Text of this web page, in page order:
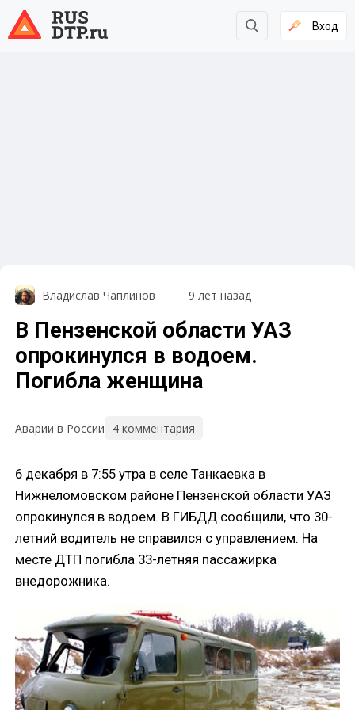
Вход
Владислав Чаплинов 9 лет назад
В Пензенской области УАЗ
опрокинулся в водоем.
Погибла женщина
Аварии в России 4 комментария
6 декабря в 7:55 утра в селе Танкаевка в
Нижнеломовском районе Пензенской области УАЗ
опрокинулся в водоем. В ГИБДД сообщили, что 30-
летний водитель не справился с управлением. На
месте ДТП погибла 33-летняя пассажирка
внедорожника.